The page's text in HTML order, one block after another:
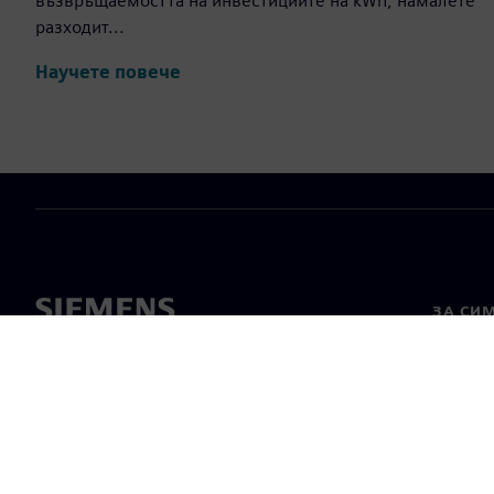
разходит...
Научете повече
ЗА